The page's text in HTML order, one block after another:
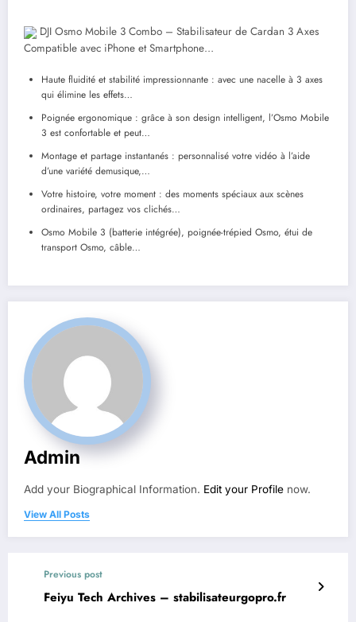
DJI Osmo Mobile 3 Combo – Stabilisateur de Cardan 3 Axes
Compatible avec iPhone et Smartphone…
Haute fluidité et stabilité impressionnante : avec une nacelle à 3 axes
qui élimine les effets…
Poignée ergonomique : grâce à son design intelligent, l’Osmo Mobile
3 est confortable et peut…
Montage et partage instantanés : personnalisé votre vidéo à l’aide
d’une variété demusique,…
Votre histoire, votre moment : des moments spéciaux aux scènes
ordinaires, partagez vos clichés…
Osmo Mobile 3 (batterie intégrée), poignée-trépied Osmo, étui de
transport Osmo, câble…
Admin
Add your Biographical Information. Edit your Profile now.
View All Posts
Previous post
Feiyu Tech Archives – stabilisateurgopro.fr